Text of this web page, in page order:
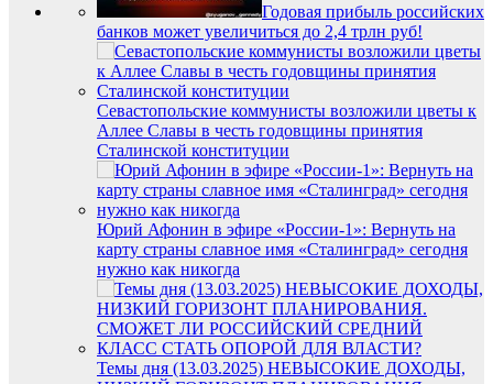
Годовая прибыль российских
банков может увеличиться до 2,4 трлн руб!
Севастопольские коммунисты возложили цветы к
Аллее Славы в честь годовщины принятия
Сталинской конституции
Юрий Афонин в эфире «России-1»: Вернуть на
карту страны славное имя «Сталинград» сегодня
нужно как никогда
Темы дня (13.03.2025) НЕВЫСОКИЕ ДОХОДЫ,